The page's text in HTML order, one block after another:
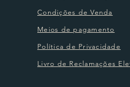
Condições de Venda
Meios de pagamento
Política de Privacidade
Livro de Reclamações